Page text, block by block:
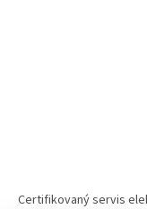
Certifikovaný servis